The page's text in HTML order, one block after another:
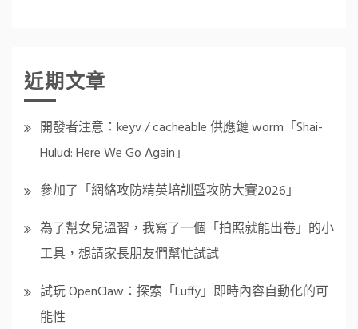
近期文章
開發者注意：keyv / cacheable 供應鏈 worm「Shai-
Hulud: Here We Go Again」
參加了「網絡攻防精英培訓暨攻防大賽2026」
為了幫女兒溫習，我寫了一個「拍照就能出卷」的小
工具，想請家長朋友們幫忙試試
試玩 OpenClaw：探索「Luffy」即時內容自動化的可
能性